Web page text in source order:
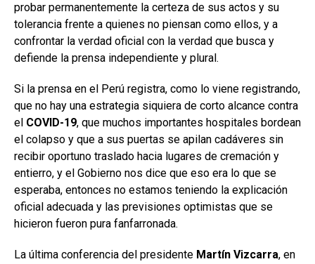
probar permanentemente la certeza de sus actos y su
tolerancia frente a quienes no piensan como ellos, y a
confrontar la verdad oficial con la verdad que busca y
defiende la prensa independiente y plural.
Si la prensa en el Perú registra, como lo viene registrando,
que no hay una estrategia siquiera de corto alcance contra
el COVID-19, que muchos importantes hospitales bordean
el colapso y que a sus puertas se apilan cadáveres sin
recibir oportuno traslado hacia lugares de cremación y
entierro, y el Gobierno nos dice que eso era lo que se
esperaba, entonces no estamos teniendo la explicación
oficial adecuada y las previsiones optimistas que se
hicieron fueron pura fanfarronada.
La última conferencia del presidente Martín Vizcarra, en